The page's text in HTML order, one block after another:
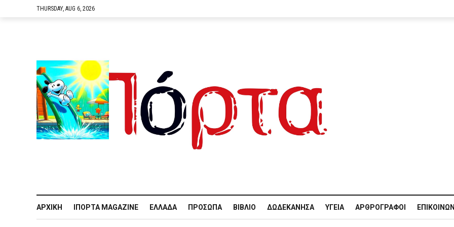
THURSDAY, AUG 6, 2026
ΑΡΧΙΚΉ IΠΌΡΤΑ MAGAZINE ΕΛΛΆΔΑ ΠΡΌΣΩΠΑ ΒΙΒΛΊΟ ΔΩΔΕΚΆΝΗΣΑ ΥΓΕΊΑ ΑΡΘΡΟΓΡΆΦΟΙ